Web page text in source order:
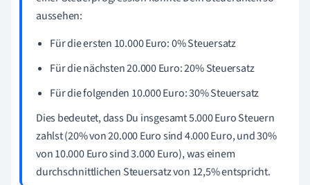
aussehen:
Für die ersten 10.000 Euro: 0% Steuersatz
Für die nächsten 20.000 Euro: 20% Steuersatz
Für die folgenden 10.000 Euro: 30% Steuersatz
Dies bedeutet, dass Du insgesamt 5.000 Euro Steuern
zahlst (20% von 20.000 Euro sind 4.000 Euro, und 30%
von 10.000 Euro sind 3.000 Euro), was einem
durchschnittlichen Steuersatz von 12,5% entspricht.